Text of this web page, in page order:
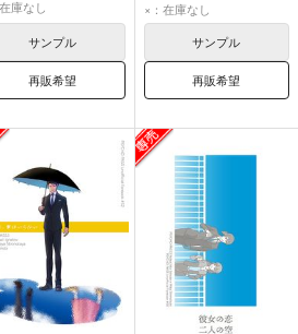
庫なし
サンプル
再販希望
×：在庫なし
サンプル
再販希望